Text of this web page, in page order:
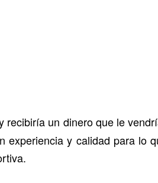
recibiría un dinero que le
experiencia y calidad para lo